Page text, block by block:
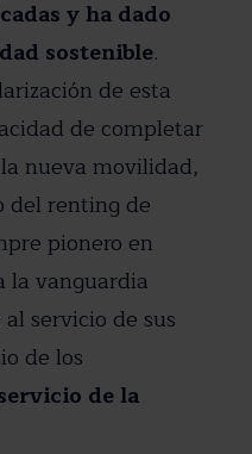
y ha dado
sostenible.
de esta
de completar
nueva movilidad,
del renting de
pionero en
la vanguardia
servicio de sus
de los
de la